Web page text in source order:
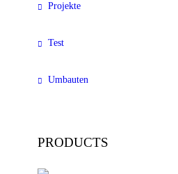
Projekte
Test
Umbauten
PRODUCTS